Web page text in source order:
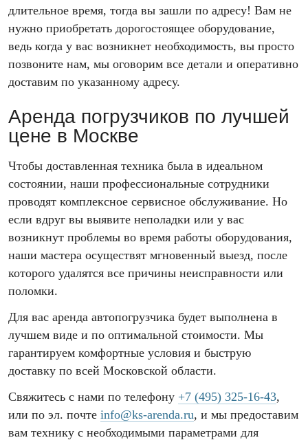
длительное время, тогда вы зашли по адресу! Вам не
нужно приобретать дорогостоящее оборудование,
ведь когда у вас возникнет необходимость, вы просто
позвоните нам, мы оговорим все детали и оперативно
доставим по указанному адресу.
Аренда погрузчиков по лучшей
цене в Москве
Чтобы доставленная техника была в идеальном
состоянии, наши профессиональные сотрудники
проводят комплексное сервисное обслуживание. Но
если вдруг вы выявите неполадки или у вас
возникнут проблемы во время работы оборудования,
наши мастера осуществят мгновенный выезд, после
которого удалятся все причины неисправности или
поломки.
Для вас аренда автопогрузчика будет выполнена в
лучшем виде и по оптимальной стоимости. Мы
гарантируем комфортные условия и быструю
доставку по всей Московской области.
Свяжитесь с нами по телефону +7 (495) 325-16-43,
или по эл. почте info@ks-arenda.ru, и мы предоставим
вам технику с необходимыми параметрами для